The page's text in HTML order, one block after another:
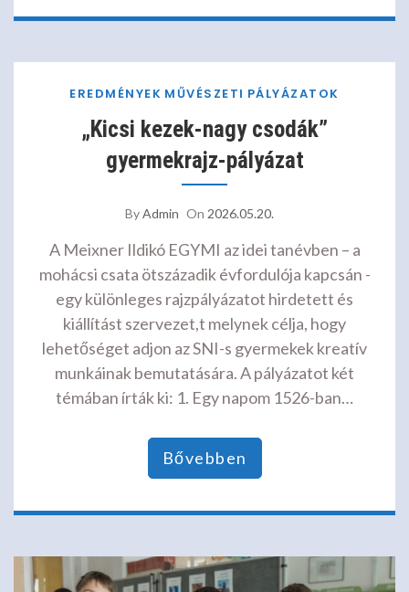
EREDMÉNYEK MŰVÉSZETI PÁLYÁZATOK
„Kicsi kezek-nagy csodák”
gyermekrajz-pályázat
ByAdmin On 2026.05.20.
A Meixner Ildikó EGYMI az idei tanévben – a
mohácsi csata ötszázadik évfordulója kapcsán -
egy különleges rajzpályázatot hirdetett és
kiállítást szervezet,t melynek célja, hogy
lehetőséget adjon az SNI-s gyermekek kreatív
munkáinak bemutatására. A pályázatot két
témában írták ki: 1. Egy napom 1526-ban…
Bővebben